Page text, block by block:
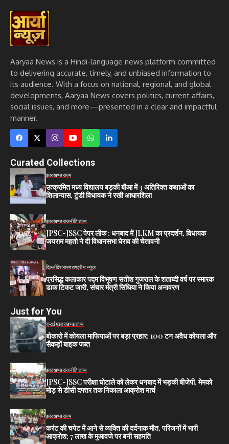
Aaryaa News is a Hindi-language news platform committed
to delivering accurate, timely, and unbiased information to
its audience. With a focus on national, regional, and global
developments, Aaryaa News covers politics, current affairs,
social issues, and more—presented in a clear and impactful
manner.
Curated Collections
झारखण्डराज्य
उत्क्रमित मध्य विद्यालय बड़की बौआ में 3 अतिरिक्त कक्षाओं का
शिलान्यास, टुंडी विधायक ने रखी आधारशिला
झारखण्डराजनीतिराज्य
JPSC-JSSC पेपर लीक : धनबाद में JLKM का प्रदर्शन, विधायक
जयराम महतो ने दी विधानसभा घेराव की चेतावनी
दिल्लीदेशराज्यराष्ट्रीय न्यूज
प्रसिद्ध कलाकार पद्म विभूषण सतीश गुजराल के शताब्दी वर्ष पर स्मारक
डाक टिकट जारी, संचार मंत्री सिंधिया ने किया अनावरण
Just for You
क्राईमझारखण्डराज्य
बोकारो में कोयला माफियाओं पर बड़ा प्रहार: 100 टन अवैध कोयला और
सैकड़ों बाइक जब्त
झारखण्डराजनीतिराज्य
JPSC-JSSC परीक्षा घोटाले को लेकर धनबाद में भड़की बीजेपी, मेमको
मोड़ से डीसी दफ्तर तक निकाला आक्रोश मार्च
झारखण्डराज्य
करंट की चपेट में आने से व्यक्ति की दर्दनाक मौत, परिजनों में भारी
आक्रोश; 7 लाख के मुआवजे पर बनी सहमति